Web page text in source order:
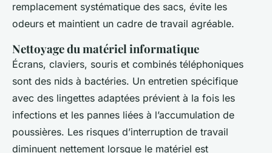
remplacement systématique des sacs, évite les
odeurs et maintient un cadre de travail agréable.
Nettoyage du matériel informatique
Écrans, claviers, souris et combinés téléphoniques
sont des nids à bactéries. Un entretien spécifique
avec des lingettes adaptées prévient à la fois les
infections et les pannes liées à l’accumulation de
poussières. Les risques d’interruption de travail
diminuent nettement lorsque le matériel est